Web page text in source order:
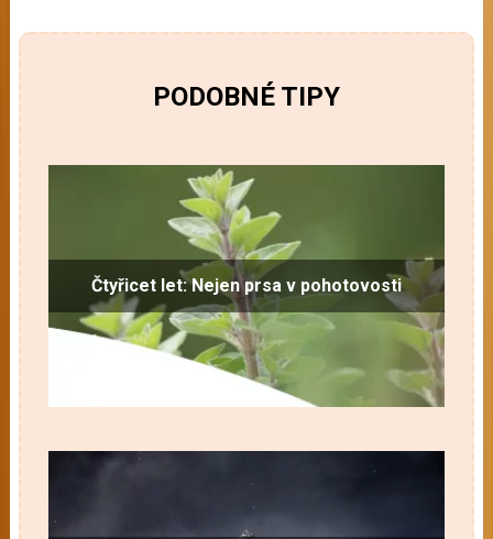
PODOBNÉ TIPY
Čtyřicet let: Nejen prsa v pohotovosti